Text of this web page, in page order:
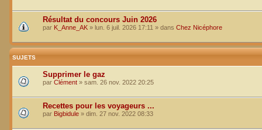
Résultat du concours Juin 2026
par K_Anne_AK » lun. 6 juil. 2026 17:11 » dans Chez Nicéphore
SUJETS
Supprimer le gaz
par Clément » sam. 26 nov. 2022 20:25
Recettes pour les voyageurs ...
par Bigbidule » dim. 27 nov. 2022 08:33